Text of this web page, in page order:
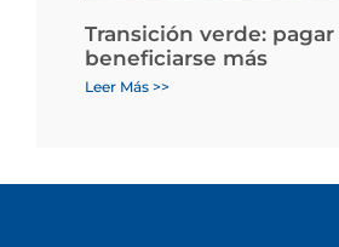
Transición verde:
beneficiarse más
Leer Más >>